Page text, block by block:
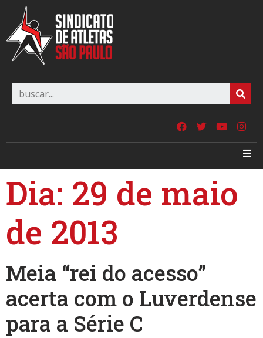
Dia: 29 de maio
de 2013
Meia “rei do acesso”
acerta com o Luverdense
para a Série C